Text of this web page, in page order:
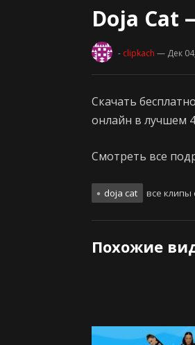
Doja Cat
- clipkach — Дек
Скачать
онлайн в лучшем
Смотреть все
doja cat все клипы
Похожие